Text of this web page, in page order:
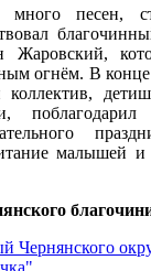
много песен,
Жаровский,
огнём. В
коллектив,
малышей и